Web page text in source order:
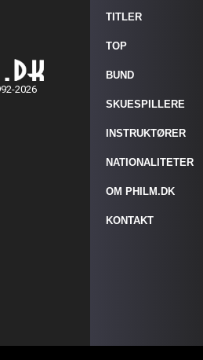
2026
TITLER
TOP
BUND
SKUESPILLERE
INSTRUKTØRER
NATIONALITETER
OM PHILM.DK
KONTAKT